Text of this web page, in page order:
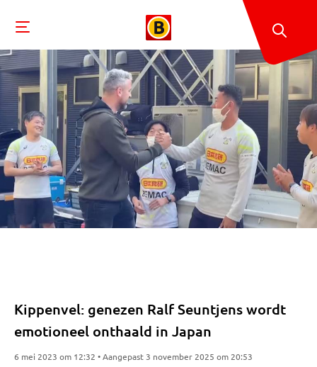
Kippenvel: genezen Ralf Seuntjens wordt
emotioneel onthaald in Japan
6 mei 2023 om 12:32 • Aangepast 3 november 2025 om 20:53